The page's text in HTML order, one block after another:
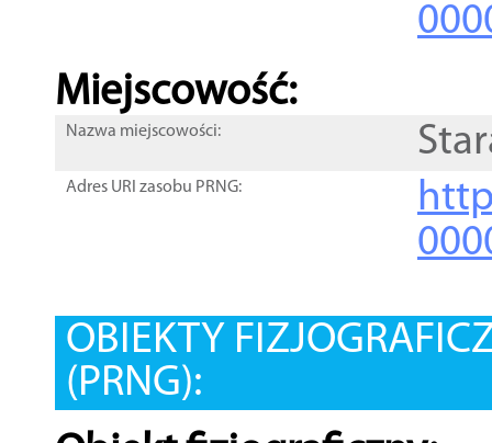
Miejscowość:
Nazwa miejscowości:
Adres URI zasobu PRNG:
OBIEKTY
(PRNG):